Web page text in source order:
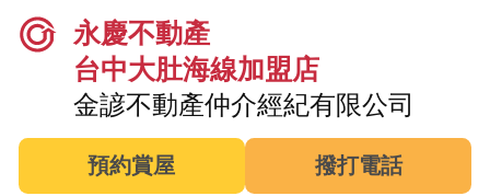
永慶不動產
台中大肚海線加盟店
金諺不動產仲介經紀有限公司
預約賞屋 撥打電話